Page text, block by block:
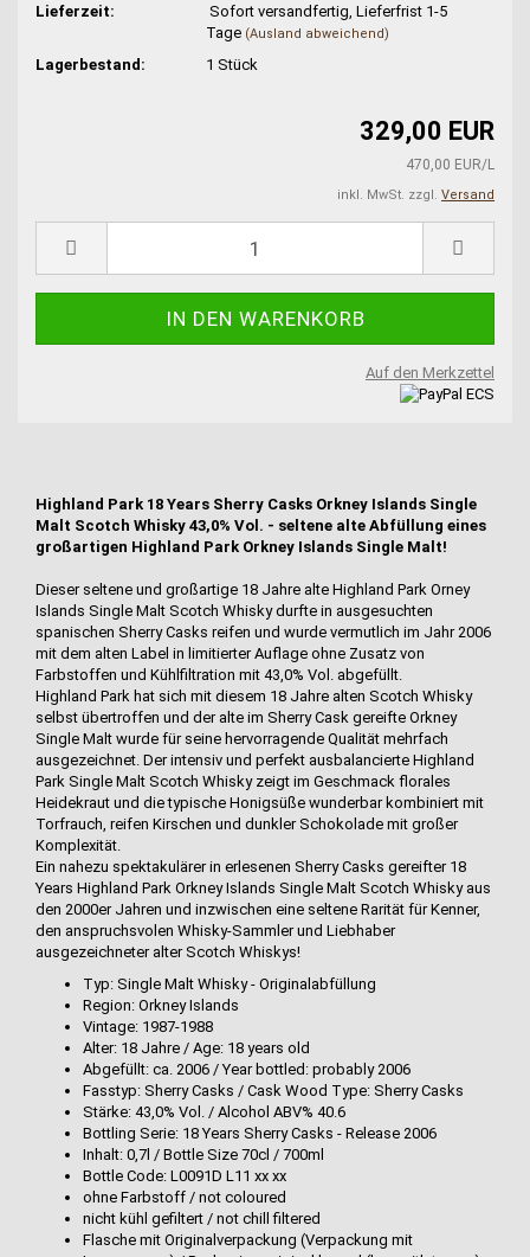
Lieferzeit:
Sofort versandfertig, Lieferfrist 1-5
Tage (Ausland abweichend)
Lagerbestand: 1Stück
329,00 EUR
470,00 EUR/L
inkl. MwSt. zzgl. Versand
Auf den Merkzettel
Highland Park 18 Years Sherry Casks Orkney Islands Single
Malt Scotch Whisky 43,0% Vol. - seltene alte Abfüllung eines
großartigen Highland Park Orkney Islands Single Malt!
Dieser seltene und großartige 18 Jahre alte Highland Park Orney
Islands Single Malt Scotch Whisky durfte in ausgesuchten
spanischen Sherry Casks reifen und wurde vermutlich im Jahr 2006
mit dem alten Label in limitierter Auflage ohne Zusatz von
Farbstoffen und Kühlfiltration mit 43,0% Vol. abgefüllt.
Highland Park hat sich mit diesem 18 Jahre alten Scotch Whisky
selbst übertroffen und der alte im Sherry Cask gereifte Orkney
Single Malt wurde für seine hervorragende Qualität mehrfach
ausgezeichnet. Der intensiv und perfekt ausbalancierte Highland
Park Single Malt Scotch Whisky zeigt im Geschmack florales
Heidekraut und die typische Honigsüße wunderbar kombiniert mit
Torfrauch, reifen Kirschen und dunkler Schokolade mit großer
Komplexität.
Ein nahezu spektakulärer in erlesenen Sherry Casks gereifter 18
Years Highland Park Orkney Islands Single Malt Scotch Whisky aus
den 2000er Jahren und inzwischen eine seltene Rarität für Kenner,
den anspruchsvolen Whisky-Sammler und Liebhaber
ausgezeichneter alter Scotch Whiskys!
Typ: Single Malt Whisky - Originalabfüllung
Region: Orkney Islands
Vintage: 1987-1988
Alter: 18 Jahre / Age: 18 years old
Abgefüllt: ca. 2006 / Year bottled: probably 2006
Fasstyp: Sherry Casks / Cask Wood Type: Sherry Casks
Stärke: 43,0% Vol. / Alcohol ABV% 40.6
Bottling Serie: 18 Years Sherry Casks - Release 2006
Inhalt: 0,7l / Bottle Size 70cl / 700ml
Bottle Code: L0091D L11 xx xx
ohne Farbstoff / not coloured
nicht kühl gefiltert / not chill filtered
Flasche mit Originalverpackung (Verpackung mit